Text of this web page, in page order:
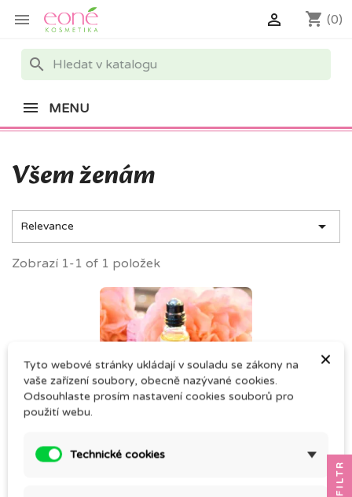
 shopping_cart (0)

search
MENU
Všem ženám
Relevance 
Zobrazí 1-1 of 1 položek
ROSE SCENT
×
Tyto webové stránky ukládají v souladu se zákony na
vaše zařízení soubory, obecně nazývané cookies.
Odsouhlaste prosím nastavení cookies souborů pro
použití webu.
Technické cookies
FILTR